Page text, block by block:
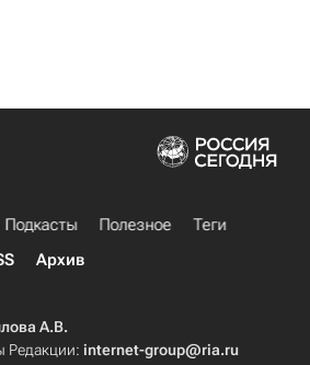
Подкасты Полезное
Теги
Архив
А.В.
Редакции:internet-group@ria.ru